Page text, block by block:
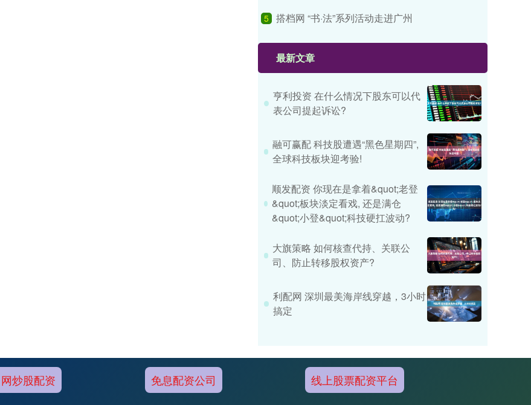
5 搭档网 “书·法”系列活动走进广州
最新文章
亨利投资 在什么情况下股东可以代
表公司提起诉讼?
融可赢配 科技股遭遇“黑色星期四”,
全球科技板块迎考验!
顺发配资 你现在是拿着&quot;老登
&quot;板块淡定看戏, 还是满仓
&quot;小登&quot;科技硬扛波动?
大旗策略 如何核查代持、关联公
司、防止转移股权资产?
利配网 深圳最美海岸线穿越，3小时
搞定
网炒股配资 免息配资公司 线上股票配资平台